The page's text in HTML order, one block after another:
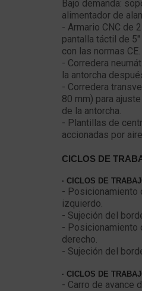
Bajo demanda:
alimentador de
- Armario CNC de
pantalla táctil de
con las normas CE.
- Corredera
la antorcha
- Corredera
80 mm) para
de la antorcha.
- Plantillas de
accionadas por
CICLOS DE
· CICLOS DE
- Posicionamiento
izquierdo.
- Sujeción del
- Posicionamiento
derecho.
- Sujeción del
· CICLOS DE
- Carro de avance